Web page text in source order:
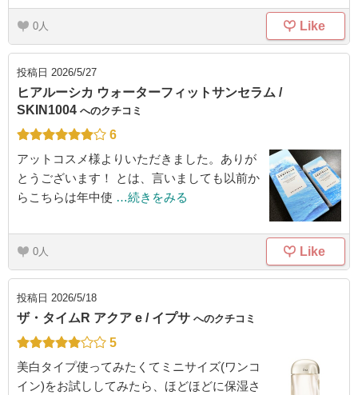
0 Like
投稿日 2026/5/27
ヒアルーシカ ウォーターフィットサンセラム /
SKIN1004 へのクチコミ
6
アットコスメ様よりいただきました。ありが
とうございます！ とは、言いましても以前か
らこちらは年中使 …続きをみる
0 Like
投稿日 2026/5/18
ザ・タイムR アクア e / イプサ へのクチコミ
5
美白タイプ使ってみたくてミニサイズ(ワンコ
イン)をお試ししてみたら、ほどほどに保湿さ